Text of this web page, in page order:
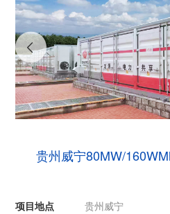
贵州威宁80MW/
项目地点
贵州威宁